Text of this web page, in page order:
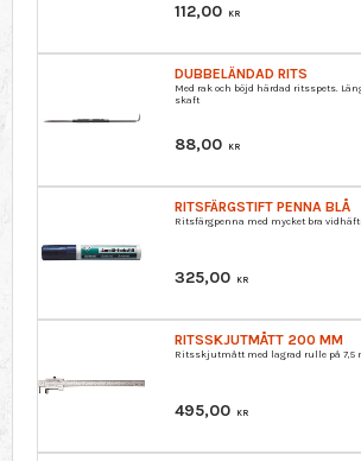
112,00 KR
DUBBELÄNDAD RITS
Med rak och böjd härdad ritsspets.
skaft
88,00 KR
RITSFÄRGSTIFT PENNA BLÅ
Ritsfärgpenna med mycket bra
325,00 KR
RITSSKJUTMÅTT 200 MM
Ritsskjutmått med lagrad rulle på 7,5
495,00 KR